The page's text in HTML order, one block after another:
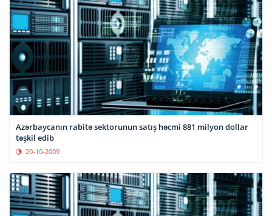
Azərbaycanın rabitə sektorunun satış həcmi 881 milyon dollar
təşkil edib
20-10-2009